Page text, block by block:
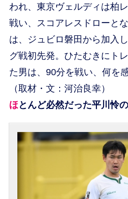
われ、東京ヴェルディは柏
戦い、スコアレスドローと
は、ジュビロ磐田から加入
グ戦初先発。ひたむきにト
た男は、90分を戦い、何を
（取材・文：河治良幸）
ほとんど必然だった平川怜